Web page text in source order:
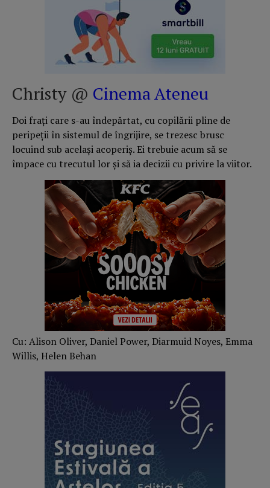
Christy @ Cinema Ateneu
Doi frați care s-au îndepărtat, cu copilării pline de
peripeții în sistemul de îngrijire, se trezesc brusc
locuind sub același acoperiș. Ei trebuie acum să se
împace cu trecutul lor și să ia decizii cu privire la viitor.
Cu: Alison Oliver, Daniel Power, Diarmuid Noyes, Emma
Willis, Helen Behan